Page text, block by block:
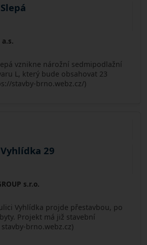
vznikne nárožní sedmipodlažní
L, který bude obsahovat 23
stavby-brno.webz.cz/)
29
s.r.o.
Vyhlídka projde přestavbou, po
Projekt má již stavební
brno.webz.cz)